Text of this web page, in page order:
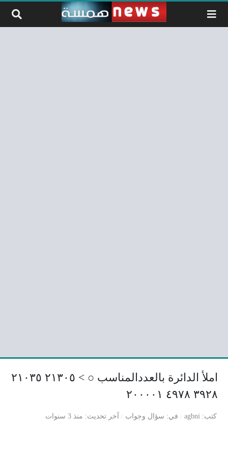
التخطي إلى المحتوى
املأ الدائرة بالعددالمناسب ○ > ٢١٣٠٥ ٢١٠٣٥
٣٩٢٨ ٤٩٧٨ ٢٠٠٠٠١
كتب agbni في سؤال وجواب آخر تحديث منذ 3 سنوات